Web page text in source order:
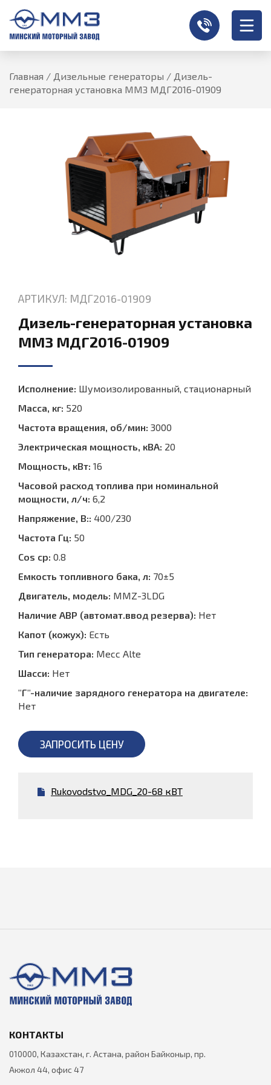
Главная / Дизельные генераторы / Дизель-
генераторная установка ММЗ МДГ2016-01909
АРТИКУЛ: МДГ2016-01909
Дизель-генераторная установка
ММЗ МДГ2016-01909
Исполнение: Шумоизолированный, стационарный
Масса, кг: 520
Частота вращения, об/мин: 3000
Электрическая мощность, кВА: 20
Мощность, кВт: 16
Часовой расход топлива при номинальной
мощности, л/ч: 6,2
Напряжение, В:: 400/230
Частота Гц: 50
Cos ср: 0.8
Емкость топливного бака, л: 70±5
Двигатель, модель: MMZ-3LDG
Наличие АВР (автомат.ввод резерва): Нет
Капот (кожух): Есть
Тип генератора: Mecc Alte
Шасси: Нет
"Г"-наличие зарядного генератора на двигателе:
Нет
ЗАПРОСИТЬ ЦЕНУ
Rukovodstvo_MDG_20-68 кВТ
КОНТАКТЫ
010000, Казахстан, г. Астана, район Байконыр, пр.
Акжол 44, офис 47